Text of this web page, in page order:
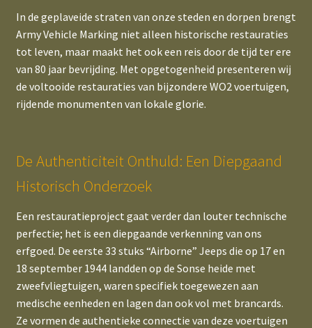
child
menu
All Commonwealth
Expand
child
menu
All Dodge
Expand
child
Bridge Classification Signs
Expand
child
Navigating Tons, LBS & CWT
LBS to TON / CWT Converter
CUFT & SQFT Converter
POM markings (US/UK/GB)
Expand
child
In de geplaveide straten van onze steden en dorpen brengt
Army Vehicle Marking niet alleen historische restauraties
tot leven, maar maakt het ook een reis door de tijd ter ere
van 80 jaar bevrijding. Met opgetogenheid presenteren wij
de voltooide restauraties van bijzondere WO2 voertuigen,
rijdende monumenten van lokale glorie.
De Authenticiteit Onthuld: Een Diepgaand
Historisch Onderzoek
Een restauratieproject gaat verder dan louter technische
perfectie; het is een diepgaande verkenning van ons
erfgoed. De eerste 33 stuks “Airborne” Jeeps die op 17 en
18 september 1944 landden op de Sonse heide met
zweefvliegtuigen, waren specifiek toegewezen aan
medische eenheden en lagen dan ook vol met brancards.
Ze vormen de authentieke connectie van deze voertuigen